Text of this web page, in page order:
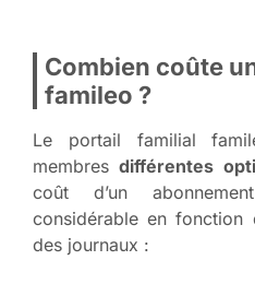
Combien coûte
famileo ?
Le portail familial
membresdifférentes
coût d’un
considérable en fonction
des journaux :